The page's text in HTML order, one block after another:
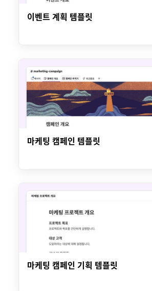
이벤트 계획 템플릿
마케팅 캠페인 템플릿
마케팅 캠페인 기획 템플릿